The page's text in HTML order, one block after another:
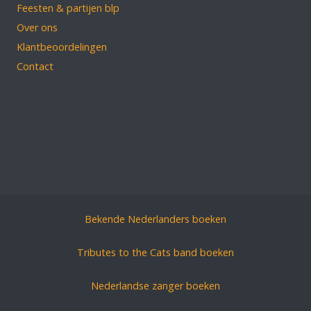
Feesten & partijen blp
Over ons
Klantbeoordelingen
Contact
Bekende Nederlanders boeken
Tributes to the Cats band boeken
Nederlandse zanger boeken